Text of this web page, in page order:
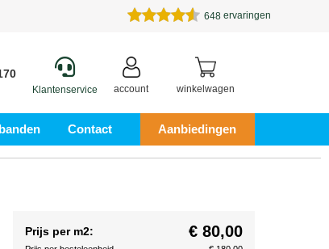
648 ervaringen
Klantenservice account winkelwagen
Contact Aanbiedingen
Prijs per m2: € 80,00